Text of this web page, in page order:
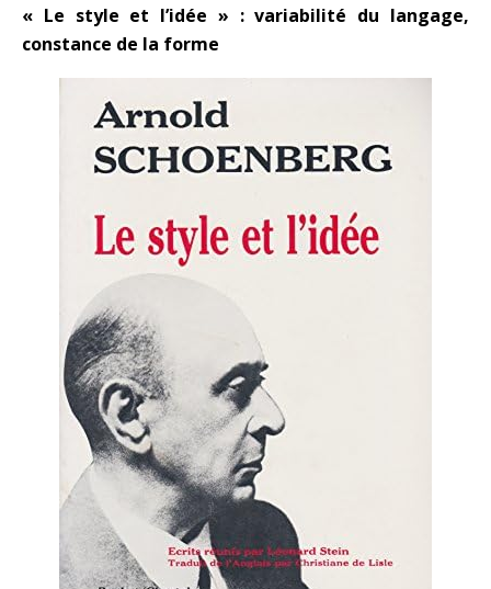
« Le style et l’idée » : variabilité du langage,
constance de la forme